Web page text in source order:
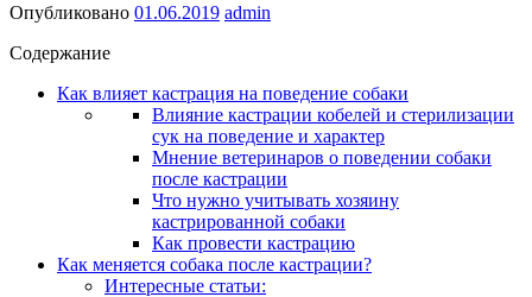
Опубликовано 01.06.2019 admin
Содержание
Как влияет кастрация на поведение собаки
Влияние кастрации кобелей и стерилизации
сук на поведение и характер
Мнение ветеринаров о поведении собаки
после кастрации
Что нужно учитывать хозяину
кастрированной собаки
Как провести кастрацию
Как меняется собака после кастрации?
Интересные статьи: